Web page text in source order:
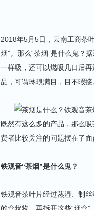
2018年5月5日，云南工商茶
烟”。那么“茶烟”是什么鬼？
一样吸，还可以燃吸几口后
品，可谓琳琅满目，目不暇
既然有这么多的产品，那么
费者比较关注的问题摆在了
铁观音“茶烟”是什么鬼？
铁观音茶叶片经过蒸湿、制